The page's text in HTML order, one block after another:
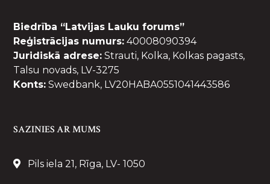
Biedrība “Latvijas Lauku forums”
Reģistrācijas numurs: 40008090394
Juridiskā adrese: Strauti, Kolka, Kolkas pagasts,
Talsu novads, LV-3275
Konts: Swedbank, LV20HABA0551041443586
SAZINIES AR MUMS
Pils iela 21, Rīga, LV- 1050